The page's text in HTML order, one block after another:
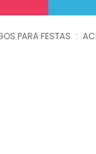
PARA FESTAS